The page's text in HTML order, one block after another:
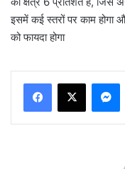
इसमें कई स्तरों पर काम होगा
को फायदा होगा